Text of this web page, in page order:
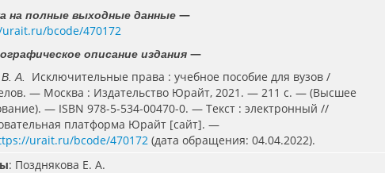
на полные выходные данные —
bcode/470172
описание издания —
А.
Исключительные права : учебное пособие для вузов /
— Москва : Издательство Юрайт, 2021. — 211 с. — (Высшее
— ISBN 978-5-534-00470-0. — Текст : электронный //
платформа Юрайт [сайт]. —
urait.ru/bcode/470172 (дата обращения: 04.04.2022).
: Позднякова Е. А.